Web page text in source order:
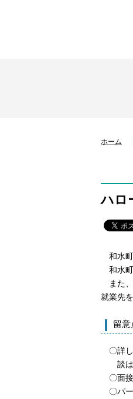
ホーム
ハロ
和水町
和水町
また、
就業先
留意
〇詳し
談は
〇面接
〇パー